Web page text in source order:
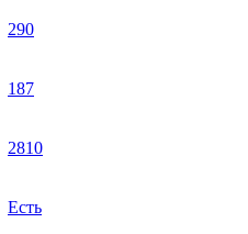
290
187
2810
Есть